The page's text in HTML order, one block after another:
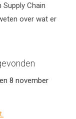
Supply Chain
over wat er
8 november